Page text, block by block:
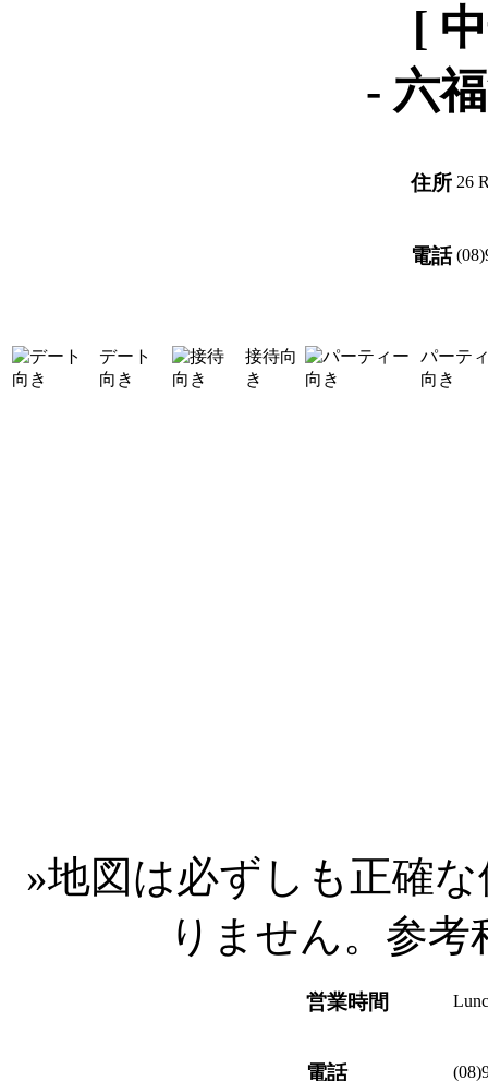
[
- 六
住所 26
電話
デート
向き
接待向
き
パーテ
向き
»地図は必ずしも正確
りません。参
営業時間
電話